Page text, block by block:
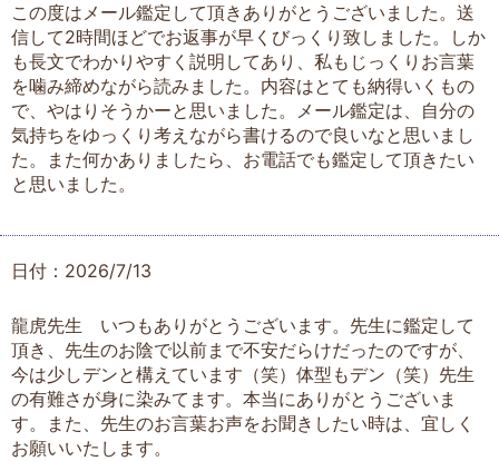
この度はメール鑑定して頂きありがとうございました。送
信して2時間ほどでお返事が早くびっくり致しました。しか
も長文でわかりやすく説明してあり、私もじっくりお言葉
を噛み締めながら読みました。内容はとても納得いくもの
で、やはりそうかーと思いました。メール鑑定は、自分の
気持ちをゆっくり考えながら書けるので良いなと思いまし
た。また何かありましたら、お電話でも鑑定して頂きたい
と思いました。
日付：2026/7/13
龍虎先生 いつもありがとうございます。先生に鑑定して
頂き、先生のお陰で以前まで不安だらけだったのですが、
今は少しデンと構えています（笑）体型もデン（笑）先生
の有難さが身に染みてます。本当にありがとうございま
す。また、先生のお言葉お声をお聞きしたい時は、宜しく
お願いいたします。